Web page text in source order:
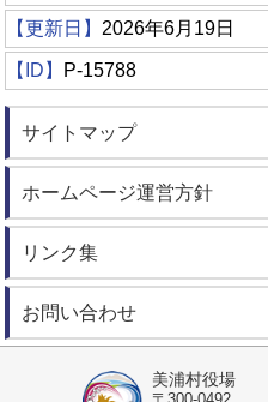
【更新日】 2026年6月19日
【ID】 P-15788
サイトマップ
ホームページ運営方針
リンク集
お問い合わせ
美浦村役場